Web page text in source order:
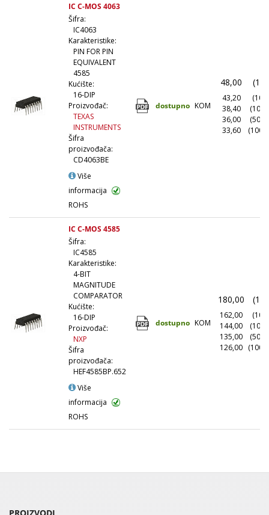
IC C-MOS 4063
Šifra:
IC4063
Karakteristike:
PIN FOR PIN
EQUIVALENT
4585
Kućište:
16-DIP
Proizvođač:
TEXAS
INSTRUMENTS
Šifra
proizvođača:
CD4063BE
Više
informacija
ROHS
dostupno KOM
48,00 (1+)
43,20
(10+)
38,40
36,00
33,60
IC C-MOS 4585
Šifra:
IC4585
Karakteristike:
4-BIT
MAGNITUDE
COMPARATOR
Kućište:
16-DIP
Proizvođač:
NXP
Šifra
proizvođača:
HEF4585BP.652
Više
informacija
ROHS
dostupno KOM
180,00 (1+)
162,00
(10+)
144,00
135,00
126,00